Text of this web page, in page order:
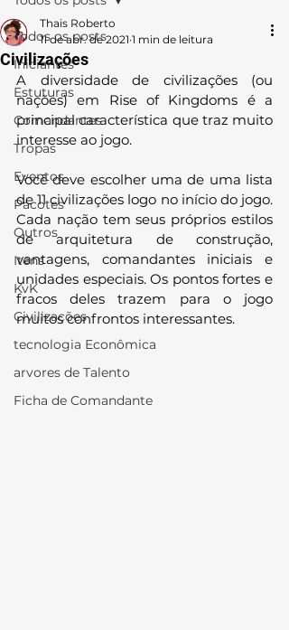
Todos os posts
Iniciantes
Estuturas
Comandantes
Tropas
Eventos
Pacotes
Outros
Itens
KvK
Civilizações
tecnologia Econômica
arvores de Talento
Ficha de Comandante
Civilizações
Thais Roberto
11 de abr. de 2021 1 min de leitura
A diversidade de civilizações (ou
nações) em Rise of Kingdoms é a
principal característica que traz muito
interesse ao jogo.
Você deve escolher uma de uma lista
de 11 civilizações logo no início do jogo.
Cada nação tem seus próprios estilos
de arquitetura de construção,
vantagens, comandantes iniciais e
unidades especiais. Os pontos fortes e
fracos deles trazem para o jogo
muitos confrontos interessantes.